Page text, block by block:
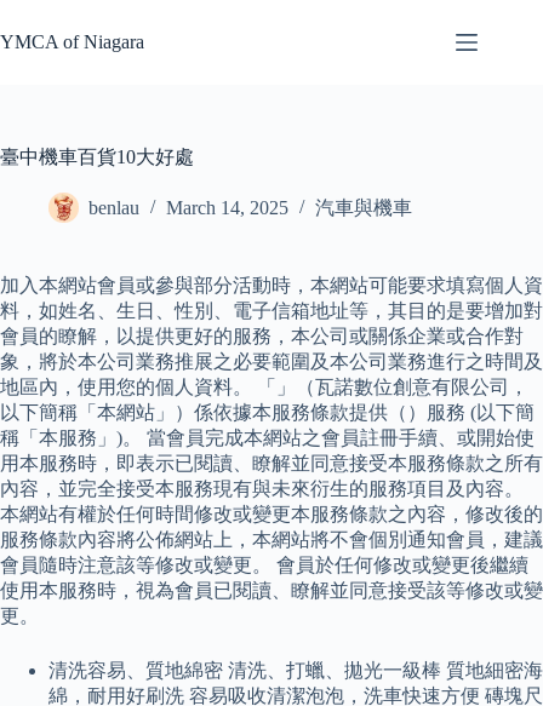
to
content
YMCA of Niagara
臺中機車百貨10大好處
benlau March 14, 2025 汽車與機車
加入本網站會員或參與部分活動時，本網站可能要求填寫個人資
料，如姓名、生日、性別、電子信箱地址等，其目的是要增加對
會員的瞭解，以提供更好的服務，本公司或關係企業或合作對
象，將於本公司業務推展之必要範圍及本公司業務進行之時間及
地區內，使用您的個人資料。 「」（瓦諾數位創意有限公司，
以下簡稱「本網站」）係依據本服務條款提供（）服務 (以下簡
稱「本服務」)。 當會員完成本網站之會員註冊手續、或開始使
用本服務時，即表示已閱讀、瞭解並同意接受本服務條款之所有
內容，並完全接受本服務現有與未來衍生的服務項目及內容。
本網站有權於任何時間修改或變更本服務條款之內容，修改後的
服務條款內容將公佈網站上，本網站將不會個別通知會員，建議
會員隨時注意該等修改或變更。 會員於任何修改或變更後繼續
使用本服務時，視為會員已閱讀、瞭解並同意接受該等修改或變
更。
清洗容易、質地綿密 清洗、打蠟、拋光一級棒 質地細密海
綿，耐用好刷洗 容易吸收清潔泡泡，洗車快速方便 磚塊尺